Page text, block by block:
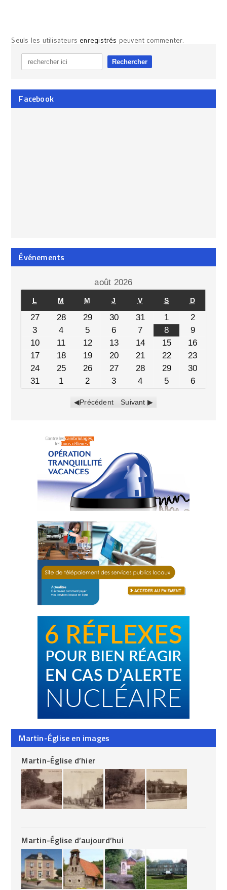
Seuls les utilisateurs enregistrés peuvent commenter.
Facebook
Événements
août 2026
L M M J V S D
27 28 29 30 31 1
2
3
4 5 6 7 8
9
10
11 12 13 14 15
16
17
18 19 20 21 22
23
24
25 26 27 28 29
30
31
1 2 3 4 5 6
Précédent Suivant
Martin-Église en images
Martin-Église d’hier
Martin-Église d’aujourd’hui